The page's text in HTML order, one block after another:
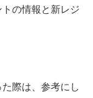
の情報と新レジ
際は、参考にし